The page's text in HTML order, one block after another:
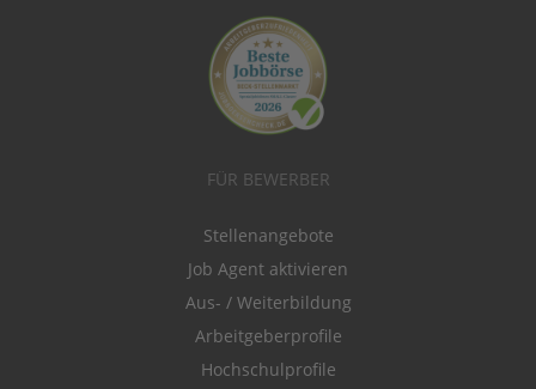
FÜR BEWERBER
Stellenangebote
Job Agent aktivieren
Aus- / Weiterbildung
Arbeitgeberprofile
Hochschulprofile